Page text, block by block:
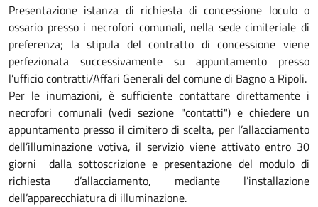
Presentazione istanza di richiesta di concessione loculo o
ossario presso i necrofori comunali, nella sede cimiteriale di
preferenza; la stipula del contratto di concessione viene
perfezionata successivamente su appuntamento presso
l’ufficio contratti/Affari Generali del comune di Bagno a Ripoli.
Per le inumazioni, è sufficiente contattare direttamente i
necrofori comunali (vedi sezione "contatti") e chiedere un
appuntamento presso il cimitero di scelta, per l’allacciamento
dell’illuminazione votiva, il servizio viene attivato entro 30
giorni dalla sottoscrizione e presentazione del modulo di
richiesta d’allacciamento, mediante l’installazione
dell’apparecchiatura di illuminazione.